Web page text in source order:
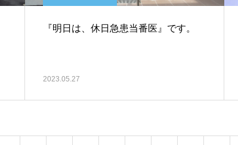
『明日は、休日急患当番医』です。
2023.05.27